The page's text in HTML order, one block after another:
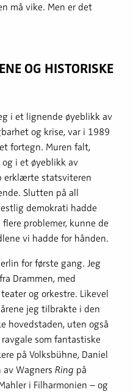
må vike. Men er det
OG HISTORISKE
i et lignende øyeblikk av
og krise, var i 1989
fortegn. Muren falt,
i et øyeblikk av
erklærte statsviteren
Slutten på all
demokrati hadde
problemer, kunne de
vi hadde for hånden.
for første gang. Jeg
Drammen, med
og orkestre. Likevel
jeg tilbrakte i den
hovedstaden, uten også
som fantastiske
på Volksbühne, Daniel
Wagners Ring på
i Filharmonien – og